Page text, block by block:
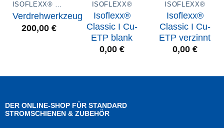
ISOFLEXX® ZUBEHÖR
Verdrehwerkzeug
200,00 €
ISOFLEXX®
Isoflexx®
Classic I Cu-
ETP blank
0,00 €
ISOFLEXX®
Isoflexx®
Classic I Cu-
ETP verzinnt
0,00 €
DER ONLINE-SHOP FÜR STANDARD
STROMSCHIENEN & ZUBEHÖR